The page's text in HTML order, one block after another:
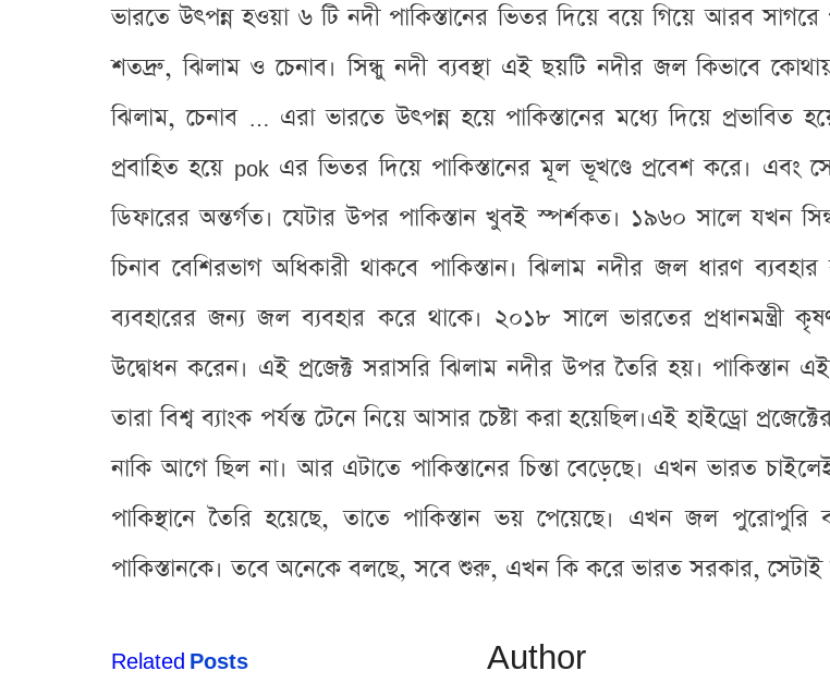
ভারতে উৎপন্ন হওয়া ৬ টি নদী পাকিস্তানের ভিতর দিয়ে বয়ে গিয়ে আরব সাগরে
শতদ্রু, ঝিলাম ও চেনাব। সিন্ধু নদী ব্যবস্থা এই ছয়টি নদীর জল কিভাবে
ঝিলাম, চেনাব … এরা ভারতে উৎপন্ন হয়ে পাকিস্তানের মধ্যে দিয়ে প্রভাবিত
প্রবাহিত হয়ে pok এর ভিতর দিয়ে পাকিস্তানের মূল ভূখণ্ডে প্রবেশ করে।
ডিফারের অন্তর্গত। যেটার উপর পাকিস্তান খুবই স্পর্শকত। ১৯৬০ সালে যখন
চিনাব বেশিরভাগ অধিকারী থাকবে পাকিস্তান। ঝিলাম নদীর জল ধারণ
ব্যবহারের জন্য জল ব্যবহার করে থাকে। ২০১৮ সালে ভারতের প্রধানমন্ত্রী
উদ্বোধন করেন। এই প্রজেক্ট সরাসরি ঝিলাম নদীর উপর তৈরি হয়। পাকিস্তান
তারা বিশ্ব ব্যাংক পর্যন্ত টেনে নিয়ে আসার চেষ্টা করা হয়েছিল।এই হাইড্রো
নাকি আগে ছিল না। আর এটাতে পাকিস্তানের চিন্তা বেড়েছে। এখন ভারত
পাকিস্থানে তৈরি হয়েছে, তাতে পাকিস্তান ভয় পেয়েছে। এখন জল পুরোপুরি
পাকিস্তানকে। তবে অনেকে বলছে, সবে শুরু, এখন কি করে ভারত সরকার, সেটাই
RelatedPosts Author